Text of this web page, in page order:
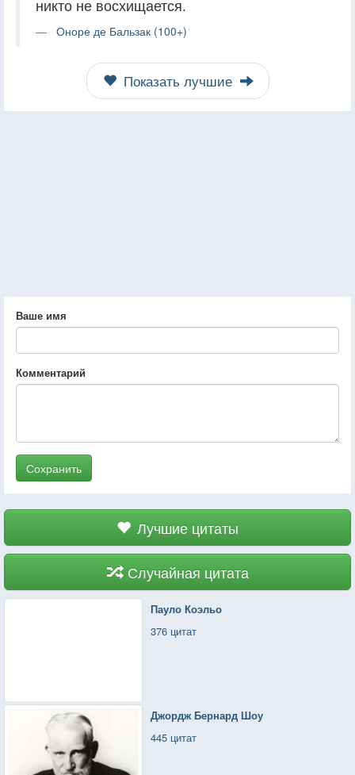
никто не восхищается.
Оноре де Бальзак (100+)
Показать лучшие
Ваше имя
Комментарий
Сохранить
Лучшие цитаты
Случайная цитата
Пауло Коэльо
376 цитат
Джордж Бернард Шоу
445 цитат